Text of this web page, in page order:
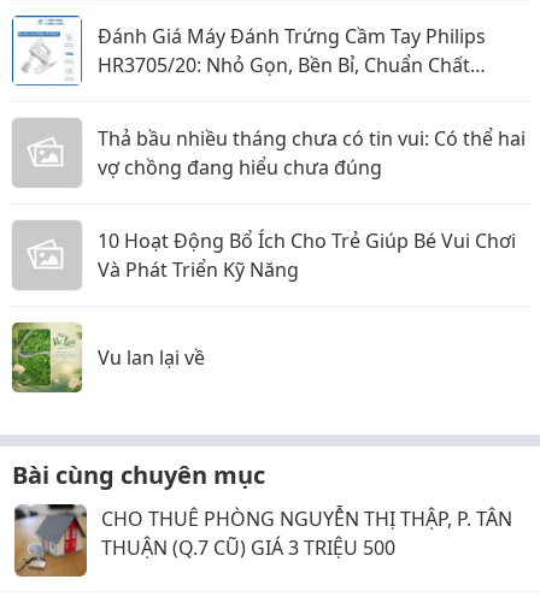
Đánh Giá Máy Đánh Trứng Cầm Tay Philips
HR3705/20: Nhỏ Gọn, Bền Bỉ, Chuẩn Chất
Thả bầu nhiều tháng chưa có tin vui: Có thể hai
vợ chồng đang hiểu chưa đúng
10 Hoạt Động Bổ Ích Cho Trẻ Giúp Bé Vui Chơi
Và Phát Triển Kỹ Năng
Vu lan lại về
Bài cùng chuyên mục
CHO THUÊ PHÒNG NGUYỄN THỊ THẬP, P. TÂN
THUẬN (Q.7 CŨ) GIÁ 3 TRIỆU 500